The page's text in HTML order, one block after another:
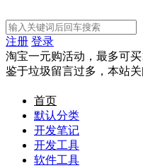
注册 登录
淘宝一元购活动，最多可买
鉴于垃圾留言过多，本站
首页
默认分类
开发笔记
开发工具
软件工具